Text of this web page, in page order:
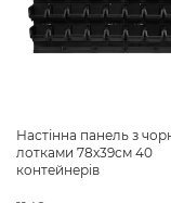
Настінна панель з
лотками 78х39см 40
контейнерів